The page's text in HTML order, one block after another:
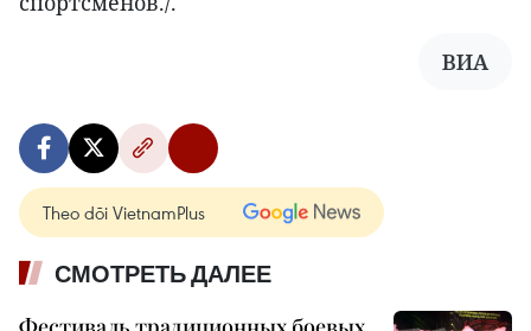
ВИА
Theo dõi VietnamPlus
СМОТРЕТЬ ДАЛЕЕ